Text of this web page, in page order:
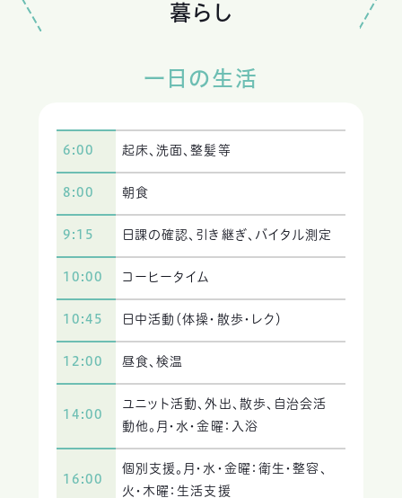
暮らし
一日の生活
6:00 起床、洗面、整髪等
8:00 朝食
9:15 日課の確認、引き継ぎ、バイタル測定
10:00 コーヒータイム
10:45 日中活動（体操・散歩・レク）
12:00 昼食、検温
14:00
ユニット活動、外出、散歩、自治会活
動他。月・水・金曜：入浴
16:00
個別支援。月・水・金曜：衛生・整容、
火・木曜：生活支援